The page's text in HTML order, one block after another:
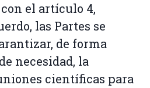
el artículo 4,
las Partes se
de forma
necesidad, la
científicas para